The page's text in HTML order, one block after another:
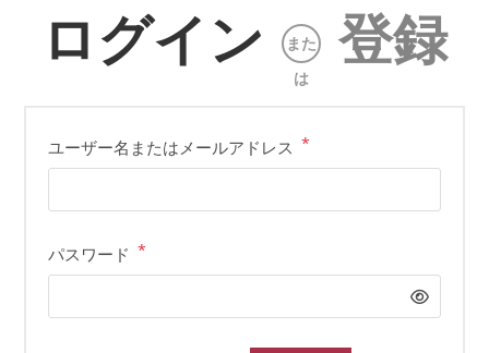
ログイン
また
は
登録
ユーザー名またはメールアドレス *
パスワード *